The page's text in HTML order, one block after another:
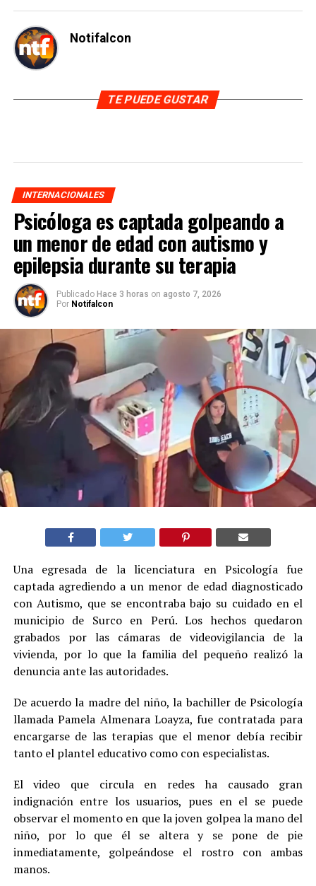
Notifalcon
TE PUEDE GUSTAR
INTERNACIONALES
Psicóloga es captada golpeando a
un menor de edad con autismo y
epilepsia durante su terapia
Publicado Hace 3 horas on agosto 7, 2026
Por Notifalcon
Una egresada de la licenciatura en Psicología fue
captada agrediendo a un menor de edad diagnosticado
con Autismo, que se encontraba bajo su cuidado en el
municipio de Surco en Perú. Los hechos quedaron
grabados por las cámaras de videovigilancia de la
vivienda, por lo que la familia del pequeño realizó la
denuncia ante las autoridades.
De acuerdo la madre del niño, la bachiller de Psicología
llamada Pamela Almenara Loayza, fue contratada para
encargarse de las terapias que el menor debía recibir
tanto el plantel educativo como con especialistas.
El video que circula en redes ha causado gran
indignación entre los usuarios, pues en el se puede
observar el momento en que la joven golpea la mano del
niño, por lo que él se altera y se pone de pie
inmediatamente, golpeándose el rostro con ambas
manos.